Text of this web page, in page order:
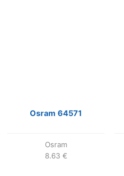
Osram 64571
Osram
8.63 €